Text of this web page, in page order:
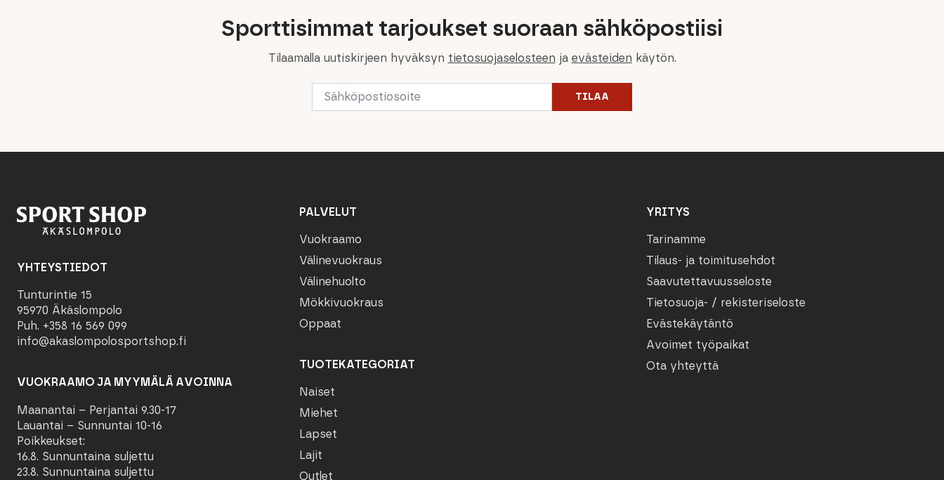
Sporttisimmat tarjoukset suoraan sähköpostiisi
Tilaamalla uutiskirjeen hyväksyn tietosuojaselosteen ja evästeiden käytön.
Email
TILAA
YHTEYSTIEDOT
Tunturintie 15
95970 Äkäslompolo
Puh. +358 16 569 099
info@akaslompolosportshop.fi
VUOKRAAMO JA MYYMÄLÄ AVOINNA
Maanantai – Perjantai 9.30-17
Lauantai – Sunnuntai 10-16
Poikkeukset:
16.8. Sunnuntaina suljettu
23.8. Sunnuntaina suljettu
PALVELUT
Vuokraamo
Välinevuokraus
Välinehuolto
Mökkivuokraus
Oppaat
TUOTEKATEGORIAT
Naiset
Miehet
Lapset
Lajit
Outlet
YRITYS
Tarinamme
Tilaus- ja toimitusehdot
Saavutettavuusseloste
Tietosuoja- / rekisteriseloste
Evästekäytäntö
Avoimet työpaikat
Ota yhteyttä